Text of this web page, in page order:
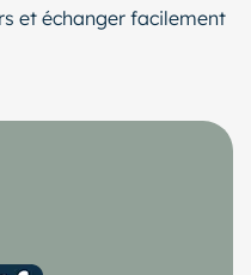
et échanger facilement